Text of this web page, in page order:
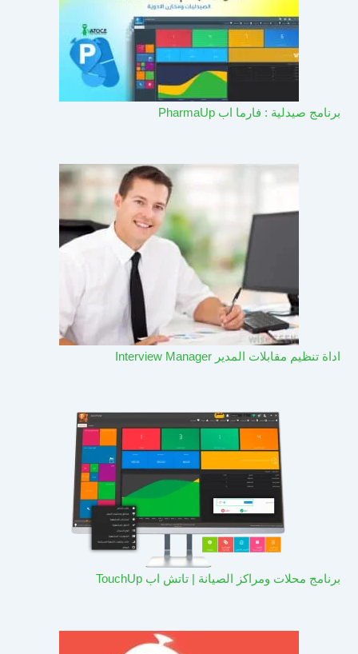
برنامج صيدلية : فارما اب PharmaUp​
اداة تنظيم مقابلات المدير Interview Manager
برنامج محلات ومراكز الصيانة | تاتش اب TouchUp